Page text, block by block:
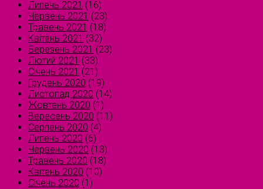
Липень 2021 (16)
Червень 2021 (23)
Травень 2021 (18)
Квітень 2021 (32)
Березень 2021 (23)
Лютий 2021 (33)
Січень 2021 (21)
Грудень 2020 (19)
Листопад 2020 (14)
Жовтень 2020 (1)
Вересень 2020 (11)
Серпень 2020 (4)
Липень 2020 (6)
Червень 2020 (13)
Травень 2020 (18)
Квітень 2020 (10)
Січень 2020 (1)